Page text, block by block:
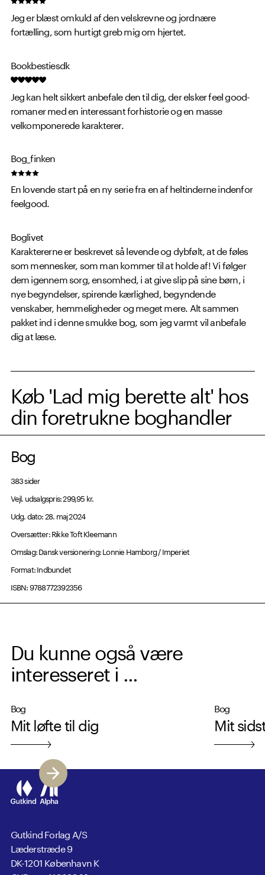
Jeg er blæst omkuld af den velskrevne og jordnære
fortælling, som hurtigt greb mig om hjertet.
Bookbestiesdk
Jeg kan helt sikkert anbefale den til dig, der elsker feel good-
romaner med en interessant forhistorie og en masse
velkomponerede karakterer.
Bog_finken
En lovende start på en ny serie fra en af heltinderne indenfor
feelgood.
Boglivet
Karaktererne er beskrevet så levende og dybfølt, at de føles
som mennesker, som man kommer til at holde af! Vi følger
dem igennem sorg, ensomhed, i at give slip på sine børn, i
nye begyndelser, spirende kærlighed, begyndende
venskaber, hemmeligheder og meget mere. Alt sammen
pakket ind i denne smukke bog, som jeg varmt vil anbefale
dig at læse.
Køb 'Lad mig berette alt' hos
din foretrukne boghandler
Bog
383 sider
Vejl. udsalgspris: 299,95 kr.
Udg. dato: 28. maj 2024
Oversætter: Rikke Toft Kleemann
Omslag: Dansk versionering: Lonnie Hamborg / Imperiet
Format: Indbundet
ISBN: 9788772392356
Du kunne også være
interesseret i ...
Bog
Mit løfte til dig
Bog
Mit
Gutkind Forlag A/S
Læderstræde 9
DK-1201 København K